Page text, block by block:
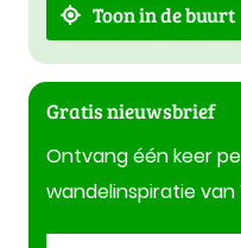
Toon in de buurt
Gratis nieuwsbrief
Ontvang één keer
wandelinspiratie